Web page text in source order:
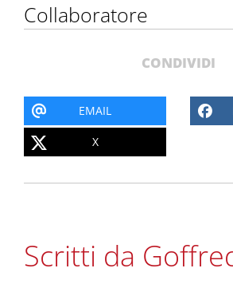
Collaboratore
CONDIVIDI
EMAIL
X
Scritti da